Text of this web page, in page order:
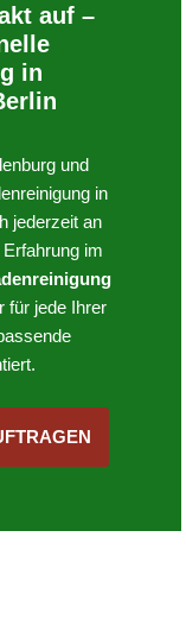
auf –
in
und
in
jederzeit an
im
für jede Ihrer